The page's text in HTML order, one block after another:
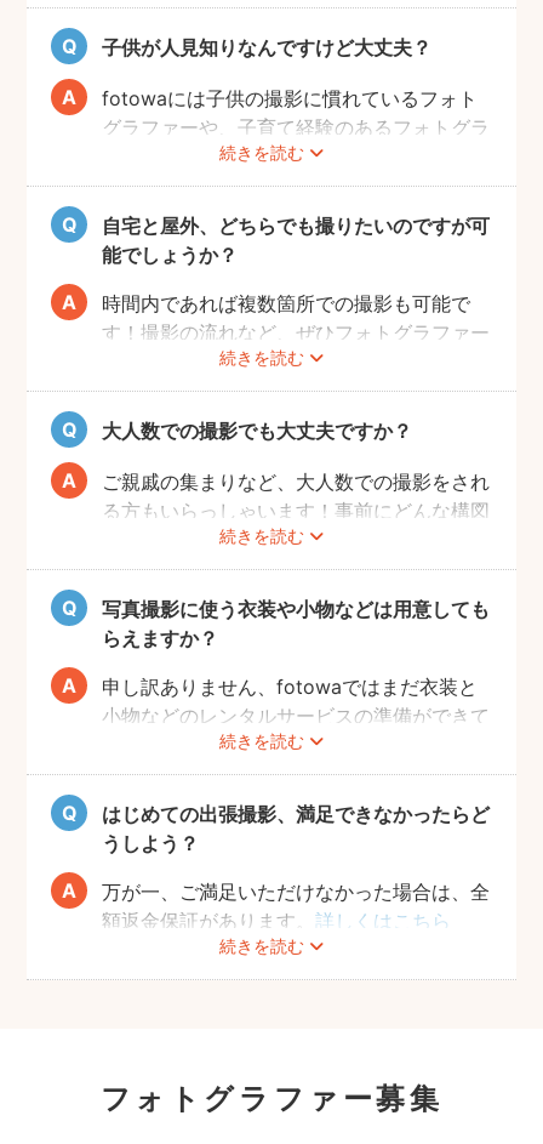
ただければと思います。
子供が人見知りなんですけど大丈夫？
続きを読む
fotowaには子供の撮影に慣れているフォト
グラファーや、子育て経験のあるフォトグラ
ファーがたくさんいます！お子様のペースに
合わせて撮影をするので、人見知りのお子様
でも自然な表情を引き出してくれます。
自宅と屋外、どちらでも撮りたいのですが可
能でしょうか？
続きを読む
時間内であれば複数箇所での撮影も可能で
す！撮影の流れなど、ぜひフォトグラファー
に相談してみてください。
大人数での撮影でも大丈夫ですか？
続きを読む
ご親戚の集まりなど、大人数での撮影をされ
る方もいらっしゃいます！事前にどんな構図
で撮りたいのかなどフォトグラファーとすり
合わせておくと、当日スムーズに撮影ができ
るのでおすすめです。
写真撮影に使う衣装や小物などは用意しても
らえますか？
続きを読む
申し訳ありません、fotowaではまだ衣装と
小物などのレンタルサービスの準備ができて
おりませんので、お客様ご自身にご用意をお
願いしております。
はじめての出張撮影、満足できなかったらど
うしよう？
続きを読む
万が一、ご満足いただけなかった場合は、全
額返金保証があります。詳しくはこちら
フォトグラファー募集